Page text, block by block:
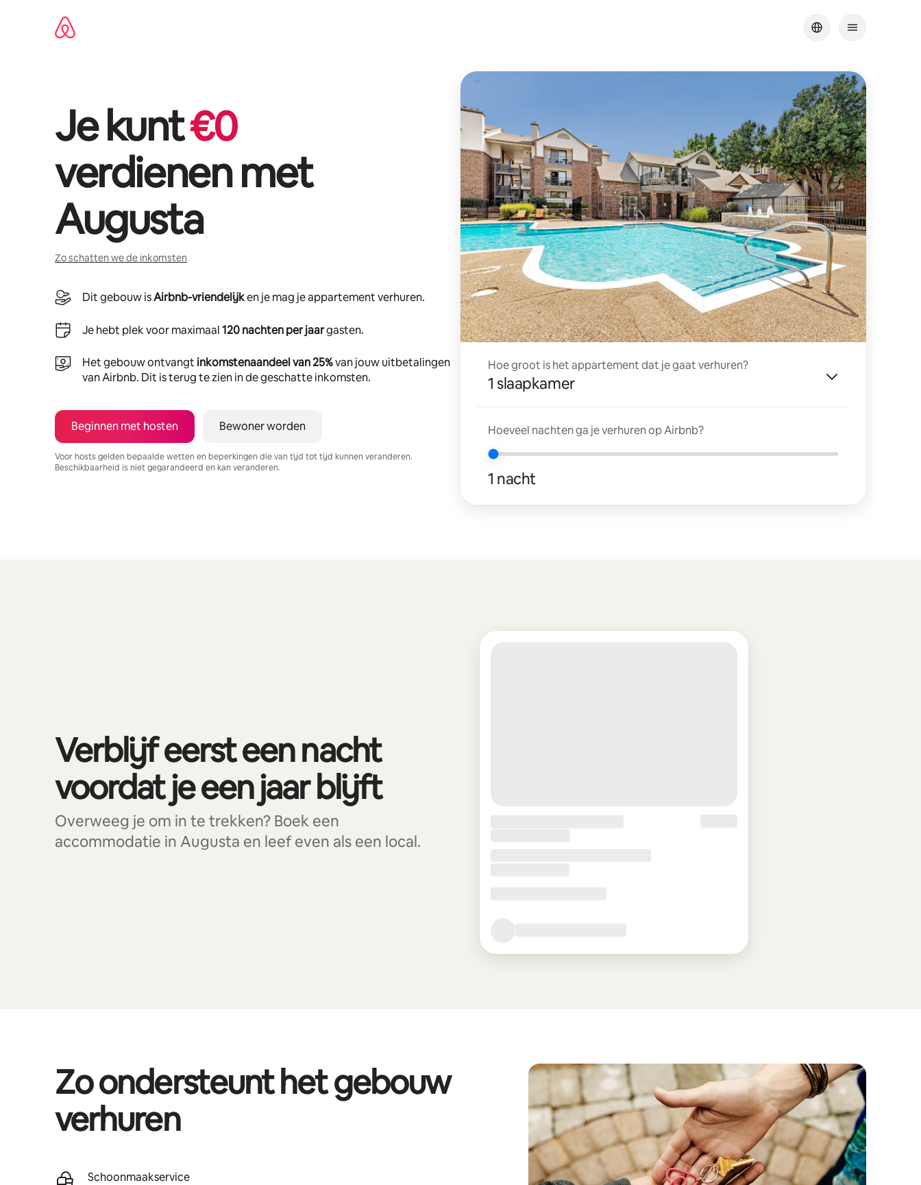
Je kunt€0
verdienen met
Augusta
Zo schatten we de inkomsten
Dit gebouw isAirbnb-vriendelijken je mag je appartement verhuren.
Je hebt plek voor maximaal120 nachten per jaargasten.
Het gebouw ontvangt inkomstenaandeel van 25%van jouw uitbetalingen
van Airbnb. Dit is terug te zien in de geschatte inkomsten.
Beginnen met hosten Bewoner worden
Voor hosts gelden bepaalde wetten en beperkingen die van tijd tot tijd kunnen veranderen.
Beschikbaarheid is niet gegarandeerd en kan veranderen.
Hoe groot is het appartement dat je gaat verhuren?
1 slaapkamer
Hoeveel nachten ga je verhuren op Airbnb?
1 nacht
Verblijf eerst een nacht
voordat je een jaar blijft
Overweeg je om in te trekken? Boek een
accommodatie in Augusta en leef even als een local.
Zo ondersteunt het gebouw
verhuren
Schoonmaakservice